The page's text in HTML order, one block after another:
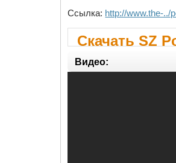
Ссылка: http://www.the-../
Скачать SZ
Видео: